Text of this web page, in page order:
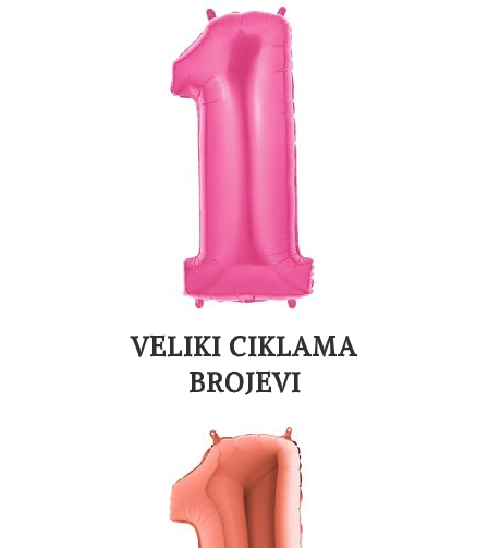
VELIKI CIKLAMA
BROJEVI